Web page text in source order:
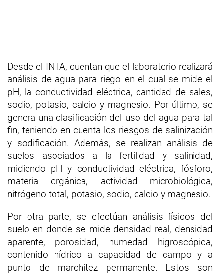
Desde el INTA, cuentan que el laboratorio realizará
análisis de agua para riego en el cual se mide el
pH, la conductividad eléctrica, cantidad de sales,
sodio, potasio, calcio y magnesio. Por último, se
genera una clasificación del uso del agua para tal
fin, teniendo en cuenta los riesgos de salinización
y sodificación. Además, se realizan análisis de
suelos asociados a la fertilidad y salinidad,
midiendo pH y conductividad eléctrica, fósforo,
materia orgánica, actividad microbiológica,
nitrógeno total, potasio, sodio, calcio y magnesio.
Por otra parte, se efectúan análisis físicos del
suelo en donde se mide densidad real, densidad
aparente, porosidad, humedad higroscópica,
contenido hídrico a capacidad de campo y a
punto de marchitez permanente. Estos son